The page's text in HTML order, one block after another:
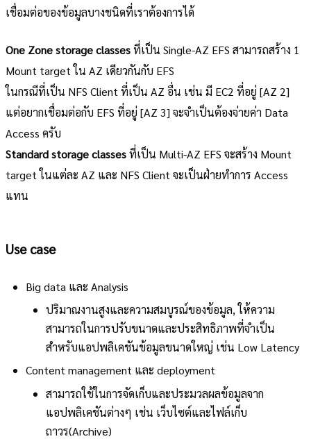
เชื่อมต่อของข้อมูลบางชนิดที่เราต้องการได้
One Zone storage classesที่เป็น Single-AZ EFS สามารถสร้าง 1
Mount target ใน AZ เดียวกันกับ EFS
ในกรณีที่เป็น NFS Client ที่เป็น AZ อื่น เช่น มี EC2 ที่อยู่ [AZ 2]
แต่อยากเชื่อมต่อกับ EFS ที่อยู่ [AZ 3] จะจำเป็นต้องจ่ายค่า Data
Access ครับ
Standard storage classesที่เป็น Multi-AZ EFS จะสร้าง Mount
target ในแต่ละ AZ และ NFS Client จะเป็นฝ่ายทำการ Access
แทน
Use case
Big data และ Analysis
ปริมาณงานสูงและความสมบูรณ์ของข้อมูล, ให้ความ
สามารถในการปรับขนาดและประสิทธิภาพที่จำเป็น
สำหรับแอปพลิเคชันข้อมูลขนาดใหญ่ เช่น Low Latency
Content management และ deployment
สามารถใช้ในการจัดเก็บและประมวลผลข้อมูลจาก
แอปพลิเคชันต่างๆ เช่น เว็บไซต์และไฟล์เก็บ
ถาวร(Archive)